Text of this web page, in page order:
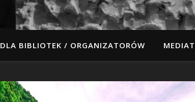
DLA BIBLIOTEK / ORGANIZATORÓW